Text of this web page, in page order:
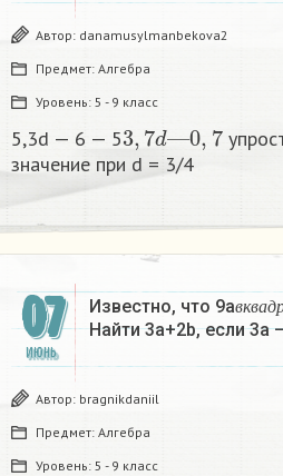
Автор: danamusylmanbekova2
Предмет: Алгебра
Уровень: 5 - 9 класс
5,3d — 6 — 5
3 7d— 0,
значение при d = 3/4
07
ИЮНЬ
Известно, что 9a в к в а д р
вкв а
Найти 3a+2b, если 3a
Автор: bragnikdaniil
Предмет: Алгебра
Уровень: 5 - 9 класс